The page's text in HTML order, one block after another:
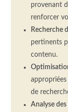
provenant
renforcer
Recherche
pertinents
contenu.
de
Analyse